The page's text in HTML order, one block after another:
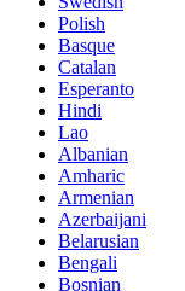
Polish
Basque
Catalan
Esperanto
Hindi
Lao
Albanian
Amharic
Armenian
Azerbaijani
Belarusian
Bengali
Bosnian